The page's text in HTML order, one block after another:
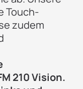
Touch-
zudem
210 Vision.